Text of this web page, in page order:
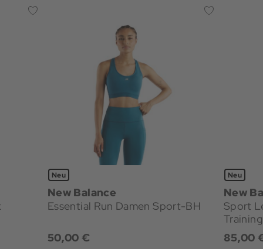
Neu
New Balance
Essential Run Damen Sport-BH
50,00 €
Neu
New
Sport
85,00